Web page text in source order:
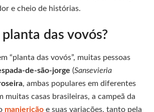
e cheio de histórias.
das vovós?
“planta das vovós”, muitas pessoas
de-são-jorge (Sansevieria
, ambas populares em diferentes
muitas casas brasileiras, a campeã da
manjericão e suas variações, tanto pela